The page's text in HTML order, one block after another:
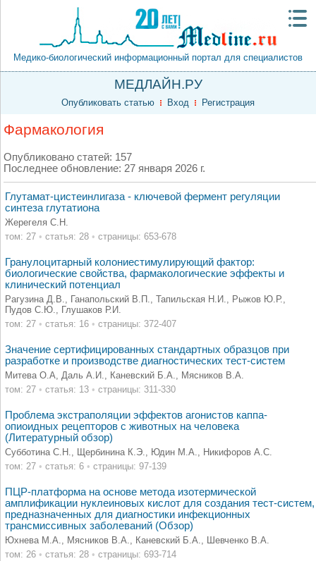
Медико-биологический информационный портал для специалистов
МЕДЛАЙН.РУ
Опубликовать статью Вход Регистрация
Фармакология
Опубликовано статей: 157
Последнее обновление: 27 января 2026 г.
Глутамат-цистеинлигаза - ключевой фермент регуляции
синтеза глутатиона
Жерегеля С.Н.
том: 27 • статья: 28 • страницы: 653-678
Гранулоцитарный колониестимулирующий фактор:
биологические свойства, фармакологические эффекты и
клинический потенциал
Рагузина Д.В., Ганапольский В.П., Тапильская Н.И., Рыжов Ю.Р.,
Пудов С.Ю., Глушаков Р.И.
том: 27 • статья: 16 • страницы: 372-407
Значение сертифицированных стандартных образцов при
разработке и производстве диагностических тест-систем
Митева О.А, Даль А.И., Каневский Б.А., Мясников В.А.
том: 27 • статья: 13 • страницы: 311-330
Проблема экстраполяции эффектов агонистов каппа-
опиоидных рецепторов с животных на человека
(Литературный обзор)
Субботина С.Н., Щербинина К.Э., Юдин М.А., Никифоров А.С.
том: 27 • статья: 6 • страницы: 97-139
ПЦР-платформа на основе метода изотермической
амплификации нуклеиновых кислот для создания тест-систем,
предназначенных для диагностики инфекционных
трансмиссивных заболеваний (Обзор)
Юхнева М.А., Мясников В.А., Каневский Б.А., Шевченко В.А.
том: 26 • статья: 28 • страницы: 693-714